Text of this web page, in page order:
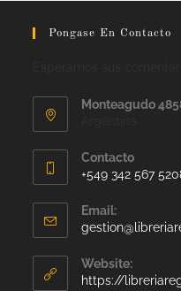
Pongase En Contacto
Monteagudo
Contacto
+549 342 567
Email:
Website:
https://